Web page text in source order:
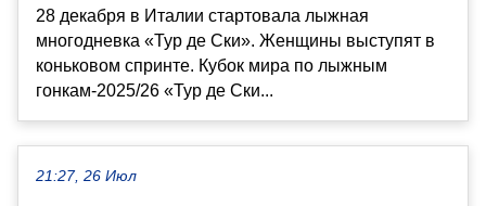
28 декабря в Италии стартовала лыжная
многодневка «Тур де Ски». Женщины выступят в
коньковом спринте. Кубок мира по лыжным
гонкам-2025/26 «Тур де Ски...
21:27, 26 Июл